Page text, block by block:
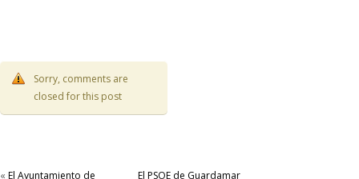
Sorry, comments are
closed for this post
« El Ayuntamiento de
El PSOE de Guardamar